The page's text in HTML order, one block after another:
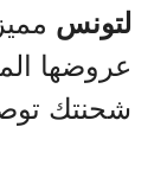
لتونس
عروضها
شحنتك